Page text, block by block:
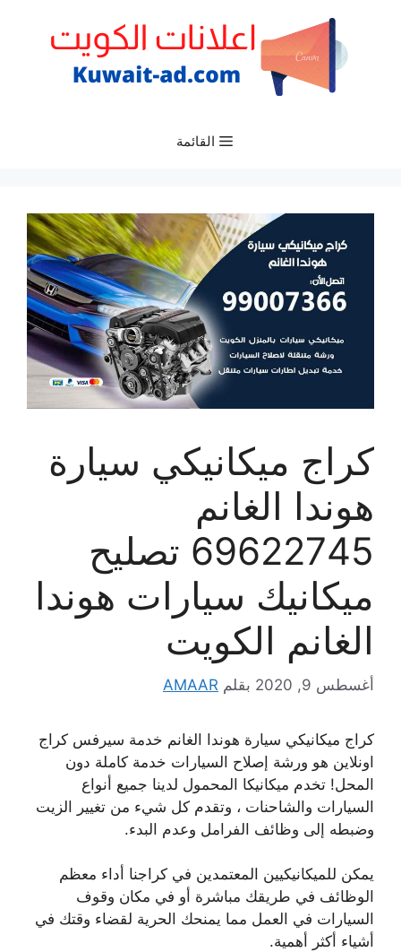
القائمة
كراج ميكانيكي سيارة
هوندا الغانم
69622745 تصليح
ميكانيك سيارات هوندا
الغانم الكويت
أغسطس 9, 2020 بقلم AMAAR
كراج ميكانيكي سيارة هوندا الغانم خدمة سيرفس كراج
اونلاين هو ورشة إصلاح السيارات خدمة كاملة دون
المحل! تخدم ميكانيكا المحمول لدينا جميع أنواع
السيارات والشاحنات ، وتقدم كل شيء من تغيير الزيت
وضبطه إلى وظائف الفرامل وعدم البدء.
يمكن للميكانيكيين المعتمدين في كراجنا أداء معظم
الوظائف في طريقك مباشرة أو في مكان وقوف
السيارات في العمل مما يمنحك الحرية لقضاء وقتك في
أشياء أكثر أهمية.